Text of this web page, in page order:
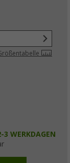
3 WERKDAGEN